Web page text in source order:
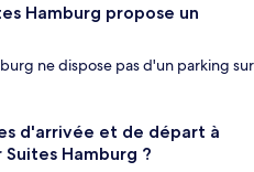
Hamburg propose un
ne dispose pas d'un parking sur
d'arrivée et de départ à
Hamburg ?